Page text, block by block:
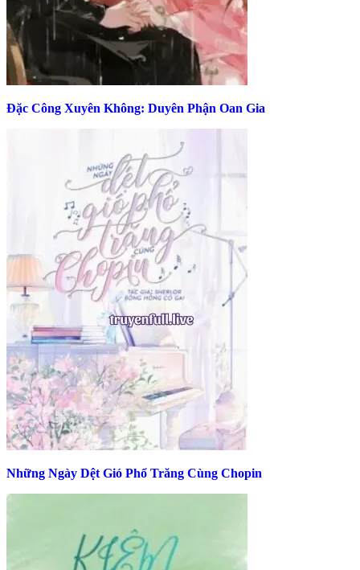
Đặc Công Xuyên Không: Duyên Phận Oan Gia
Những Ngày Dệt Gió Phổ Trăng Cùng Chopin